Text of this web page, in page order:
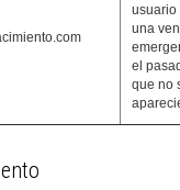
usuario
una
el
que no